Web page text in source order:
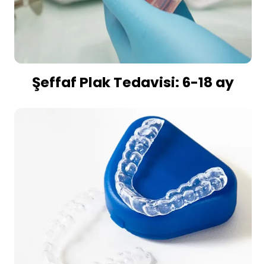
Şeffaf Plak Tedavisi: 6-18 ay